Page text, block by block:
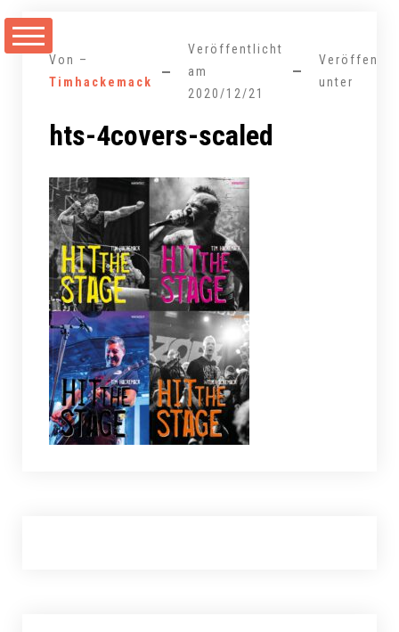
Inhalt
springenVon –
Timhackemack
Veröffentlicht
am
2020/12/21
unter
hts-4covers-scaled